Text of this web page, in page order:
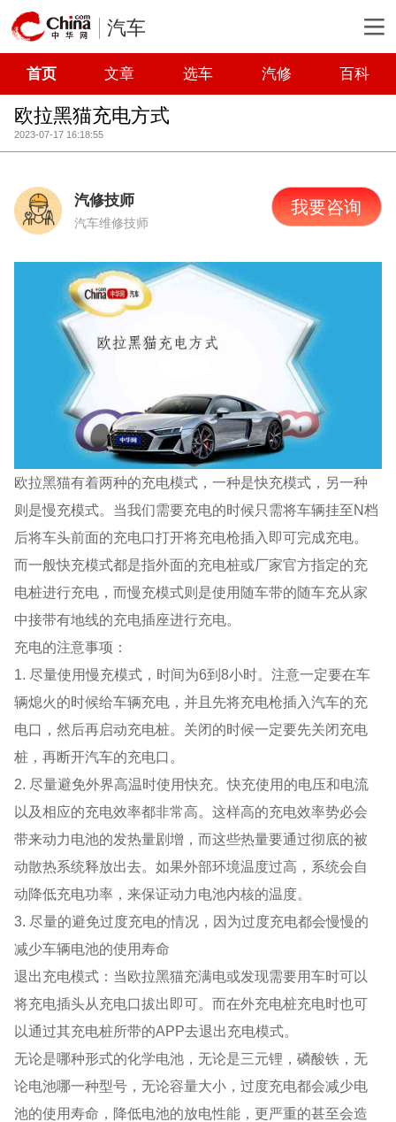
汽车
首页 文章 选车 汽修 百科
欧拉黑猫充电方式
2023-07-17 16:18:55
汽修技师
汽车维修技师
我要咨询
欧拉黑猫有着两种的充电模式，一种是快充模式，另一种
则是慢充模式。当我们需要充电的时候只需将车辆挂至N档
后将车头前面的充电口打开将充电枪插入即可完成充电。
而一般快充模式都是指外面的充电桩或厂家官方指定的充
电桩进行充电，而慢充模式则是使用随车带的随车充从家
中接带有地线的充电插座进行充电。
充电的注意事项：
1. 尽量使用慢充模式，时间为6到8小时。注意一定要在车
辆熄火的时候给车辆充电，并且先将充电枪插入汽车的充
电口，然后再启动充电桩。关闭的时候一定要先关闭充电
桩，再断开汽车的充电口。
2. 尽量避免外界高温时使用快充。快充使用的电压和电流
以及相应的充电效率都非常高。这样高的充电效率势必会
带来动力电池的发热量剧增，而这些热量要通过彻底的被
动散热系统释放出去。如果外部环境温度过高，系统会自
动降低充电功率，来保证动力电池内核的温度。
3. 尽量的避免过度充电的情况，因为过度充电都会慢慢的
减少车辆电池的使用寿命
退出充电模式：当欧拉黑猫充满电或发现需要用车时可以
将充电插头从充电口拔出即可。而在外充电桩充电时也可
以通过其充电桩所带的APP去退出充电模式。
无论是哪种形式的化学电池，无论是三元锂，磷酸铁，无
论电池哪一种型号，无论容量大小，过度充电都会减少电
池的使用寿命，降低电池的放电性能，更严重的甚至会造